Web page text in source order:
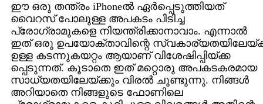
ഈ ഒരു തന്ത്രം iPhoneല്‍ ഏര്‍പ്പെടുത്തിയത്
വൈറസ് പോലുള്ള അപകടം പിടിച്ച
പ്രോഗ്രാമുകളെ നിയന്ത്രിക്കാനാവാം. എന്നാല്‍
ഇത് ഒരു ഉപയോക്താവിന്റെ
ഉള്ള കടന്നുകയറ്റം ആയാണ് വിശേഷിപ്പിയ്ക്ക
പ്പെടുന്നത്. കൂടാതെ ഇത് മറ്റൊരു അപകടകരമായ
സാധ്യതയിലേയ്ക്കും വിരല്‍ ചൂണ്ടുന്നു. നിങ്ങള്‍
അറിയാതെ നിങ്ങളുടെ ഫോണിലെ